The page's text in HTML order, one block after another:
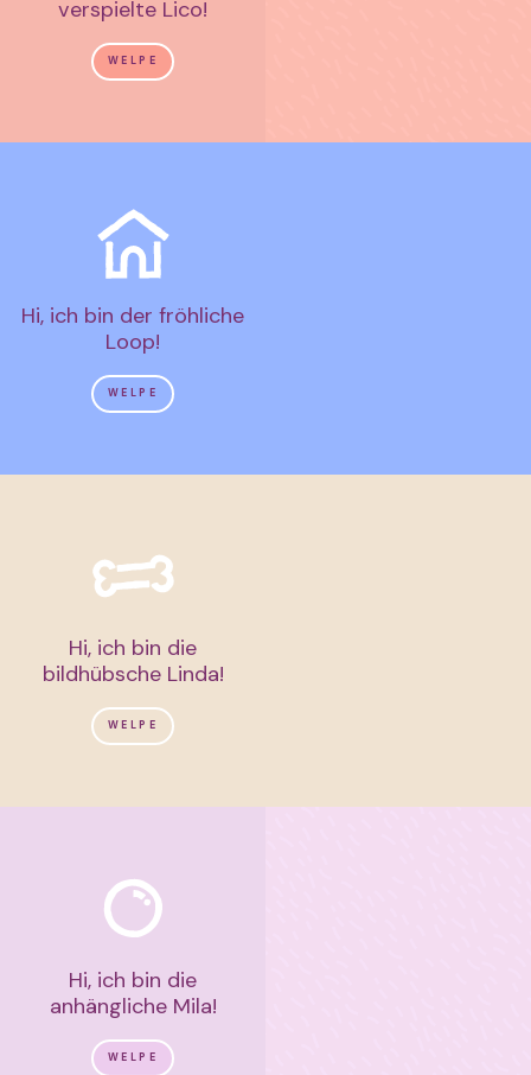
verspielte Lico!
WELPE
Hi, ich bin der fröhliche
Loop!
WELPE
Hi, ich bin die
bildhübsche Linda!
WELPE
Hi, ich bin die
anhängliche Mila!
WELPE